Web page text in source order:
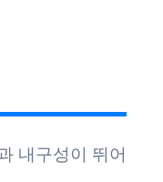
내구성이 뛰어